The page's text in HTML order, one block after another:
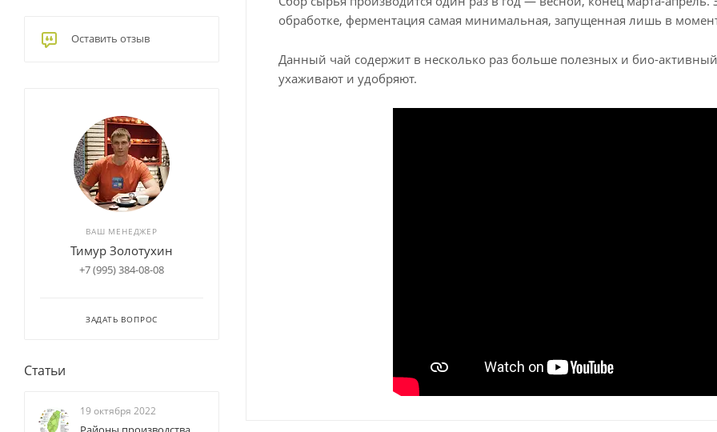
обработке, ферментация самая минимальная, запущенная лишь в момент
Данный чай содержит в несколько раз больше полезных и био-
ухаживают и удобряют.
Оставить отзыв
ВАШ МЕНЕДЖЕР
Тимур Золотухин
+7 (995) 384-08-08
ЗАДАТЬ ВОПРОС
Статьи
19 октября 2022